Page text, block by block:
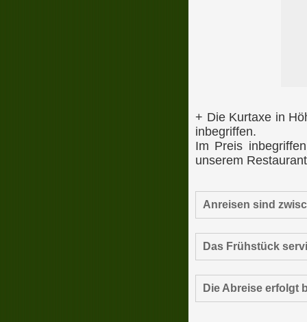
+ Die Kurtaxe in
inbegriffen.
Im Preis
unserem
Anreisen sind
Das Frühstück
Die Abreise erfolgt